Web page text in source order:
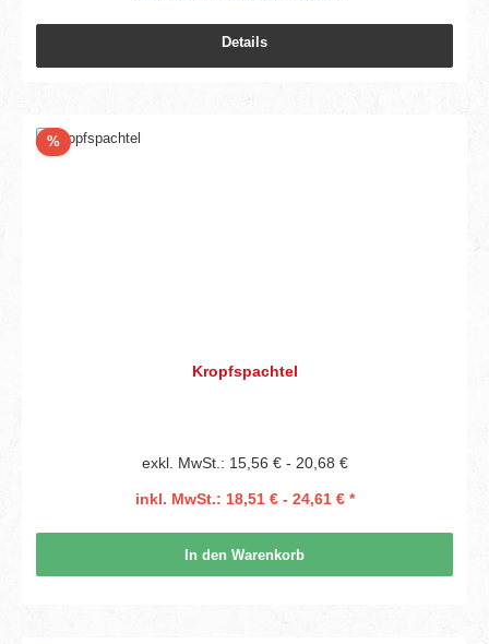
Details
%Rabatt
Kropfspachtel
exkl. MwSt.: 15,56 € - 20,68 €
inkl. MwSt.: 18,51 € - 24,61 € *
In den Warenkorb